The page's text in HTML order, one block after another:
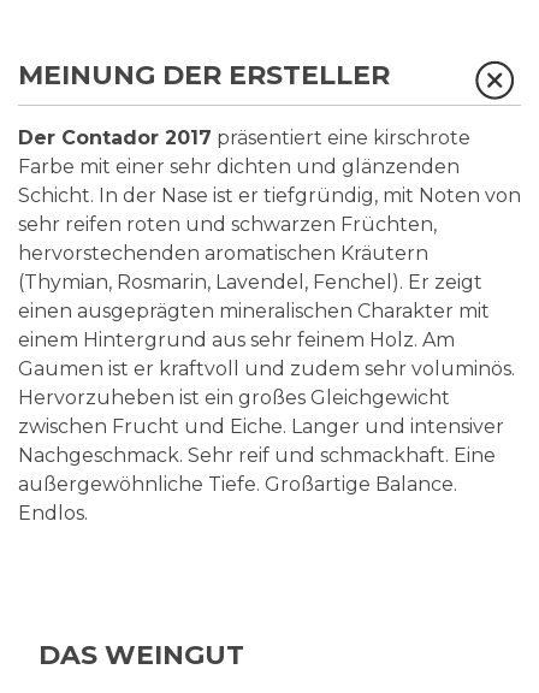
MEINUNG DER ERSTELLER
Der Contador 2017 präsentiert eine kirschrote
Farbe mit einer sehr dichten und glänzenden
Schicht. In der Nase ist er tiefgründig, mit Noten von
sehr reifen roten und schwarzen Früchten,
hervorstechenden aromatischen Kräutern
(Thymian, Rosmarin, Lavendel, Fenchel). Er zeigt
einen ausgeprägten mineralischen Charakter mit
einem Hintergrund aus sehr feinem Holz. Am
Gaumen ist er kraftvoll und zudem sehr voluminös.
Hervorzuheben ist ein großes Gleichgewicht
zwischen Frucht und Eiche. Langer und intensiver
Nachgeschmack. Sehr reif und schmackhaft. Eine
außergewöhnliche Tiefe. Großartige Balance.
Endlos.
DAS WEINGUT